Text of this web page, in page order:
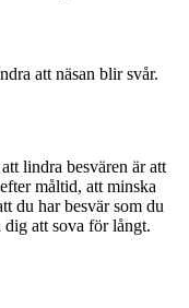
att näsan blir svår.
lindra besvären är att
måltid, att minska
du har besvär som du
att sova för långt.